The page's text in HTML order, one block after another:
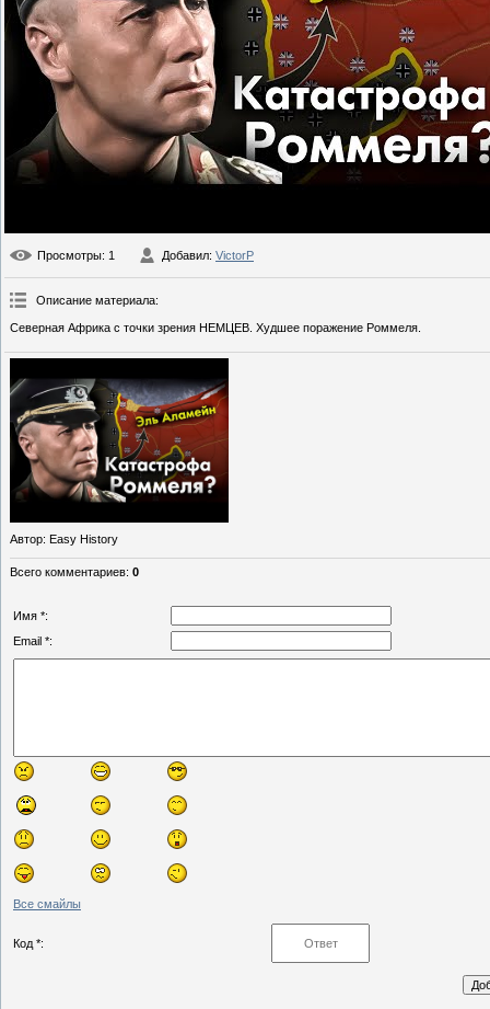
Просмотры: 1 Добавил: VictorP
Описание материала:
Северная Африка с точки зрения НЕМЦЕВ. Худшее поражение Роммеля.
Автор: Easy History
Всего комментариев: 0
Имя *:
Email *:
Все смайлы
Код *: